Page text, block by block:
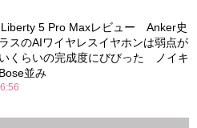
5 Pro Maxレビュー Anker史
スのAIワイヤレスイヤホンは弱点が
くらいの完成度にびびった ノイキ
並み